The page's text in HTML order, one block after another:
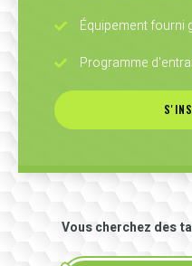
Équipement fourni
Programme
Vous cherchez des